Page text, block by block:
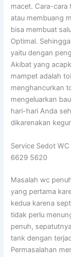
macet. Cara-cara
atau membuang
bisa membuat
Optimal.
yaitu dengan
Akibat yang
mampet adalah
menghancurkan
mengeluarkan
hari-hari Anda
dikarenakan
Service Sedot
6629 5620
Masalah wc
yang pertama
kedua karena
tidak perlu
penuh,
tank dengan
Permasalahan